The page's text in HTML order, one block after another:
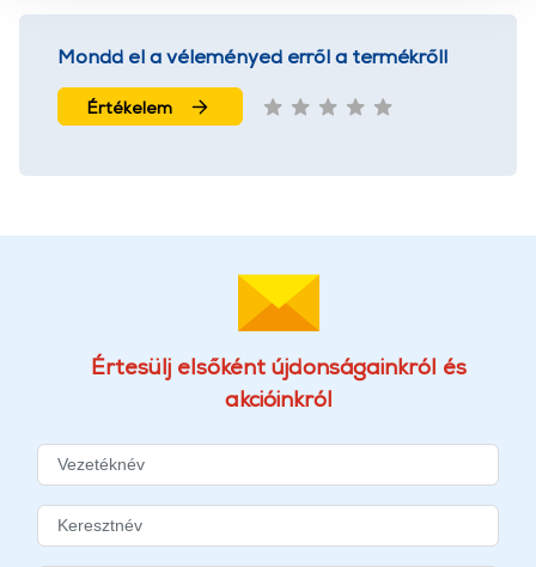
használatával Ön elfogadja a cookie-k használatát.
További információk:ÁSZFés Adatvédelem
Mondd el a véleményed erről a termékről!
Értékelem
Értesülj elsőként újdonságainkról és
akcióinkról